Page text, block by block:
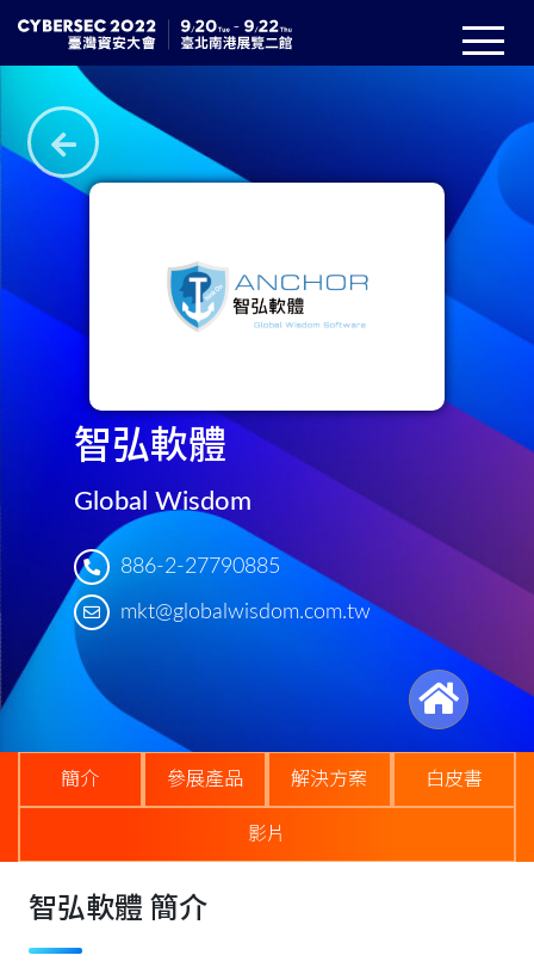
智弘軟體
Global Wisdom
886-2-27790885
mkt@globalwisdom.com.tw
簡介 參展產品 解決方案 白皮書
影片
智弘軟體 簡介